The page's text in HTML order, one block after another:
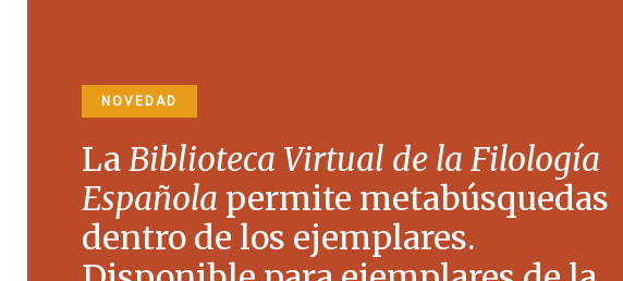
NOVEDAD
LaBiblioteca Virtual de la Filología
Española permite metabúsquedas
dentro de los ejemplares.